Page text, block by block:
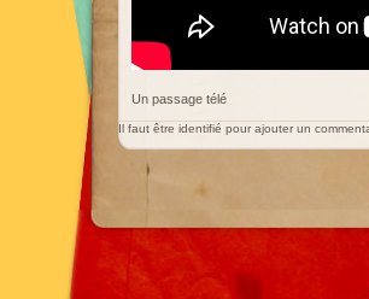
Un passage télé
Il faut être identifié pour ajouter un